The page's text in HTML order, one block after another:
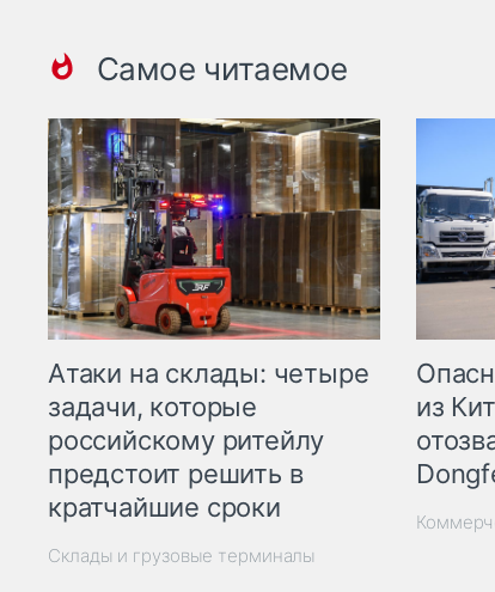
Самое читаемое
Атаки на склады: четыре
задачи, которые
российскому ритейлу
предстоит решить в
кратчайшие сроки
Склады и грузовые терминалы
из